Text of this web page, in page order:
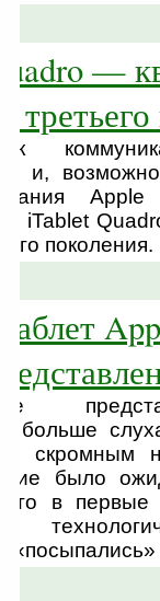
—
и,
Apple
iTablet
поколения.
больше
со скромным
было
что в